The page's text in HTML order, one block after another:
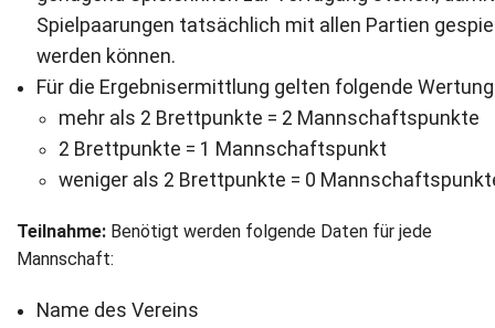
Spielpaarungen tatsächlich mit allen Partien
werden können.
Für die Ergebnisermittlung gelten folgende
mehr als 2 Brettpunkte = 2 Mannschaftspunkte
2 Brettpunkte = 1 Mannschaftspunkt
weniger als 2 Brettpunkte = 0
Teilnahme: Benötigt werden folgende Daten für jede
Mannschaft:
Name des Vereins